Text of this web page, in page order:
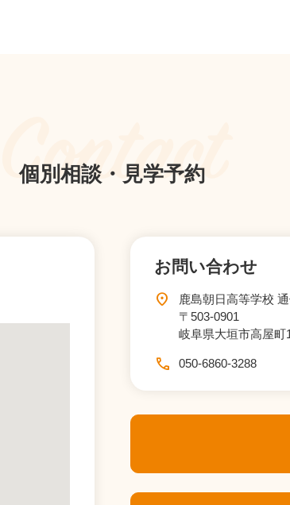
個別相談・見学予約
Contact
お問い合わせ
location_on
鹿島朝日高等学校
〒503-0901
岐阜県大垣市高屋
call 050-6860-3288